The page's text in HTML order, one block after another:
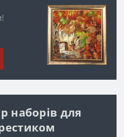
наборів для